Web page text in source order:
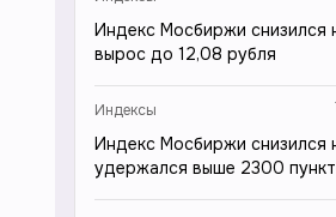
Индекс Мосбиржи снизился
вырос до 12,08 рубля
Индексы
Индекс Мосбиржи снизился
удержался выше 2300